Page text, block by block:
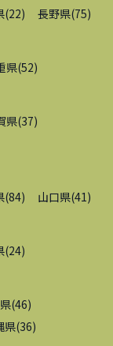
(22) 長野県(75)
県(52)
県(37)
(84) 山口県(41)
(24)
(46)
県(36)